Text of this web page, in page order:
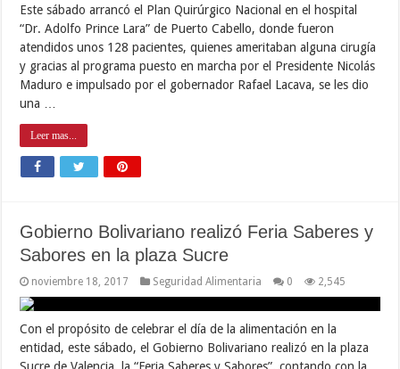
Este sábado arrancó el Plan Quirúrgico Nacional en el hospital
“Dr. Adolfo Prince Lara” de Puerto Cabello, donde fueron
atendidos unos 128 pacientes, quienes ameritaban alguna cirugía
y gracias al programa puesto en marcha por el Presidente Nicolás
Maduro e impulsado por el gobernador Rafael Lacava, se les dio
una …
Leer mas...
Gobierno Bolivariano realizó Feria Saberes y
Sabores en la plaza Sucre
noviembre 18, 2017 Seguridad Alimentaria 0 2,545
Con el propósito de celebrar el día de la alimentación en la
entidad, este sábado, el Gobierno Bolivariano realizó en la plaza
Sucre de Valencia, la “Feria Saberes y Sabores”, contando con la